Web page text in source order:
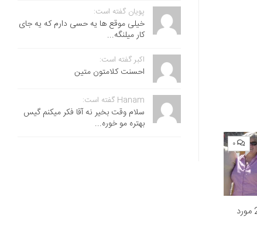
۰
سلبریتی‌های باانگیزه: 20 مورد
پویان گفته است:
خیلی موقع ها یه حسی دارم که یه جای
کار میلنگه...
اکبر گفته است:
احسنت ‌کلامتون متین
Hanam گفته است:
سلام وقت بخیر نه آقا فکر میکنم گیس
بهتره مو خوره...